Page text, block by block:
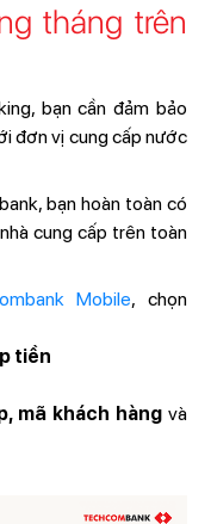
tháng trên
bạn cần đảm bảo
đơn vị cung cấp nước
bạn hoàn toàn có
cung cấp trên toàn
Mobile, chọn
tiền
mã khách hàngvà